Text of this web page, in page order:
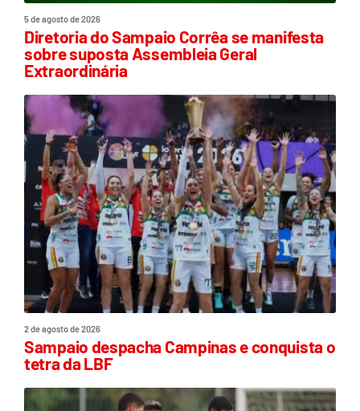
5 de agosto de 2026
Diretoria do Sampaio Corrêa se manifesta
sobre suposta Assembleia Geral
Extraordinária
2 de agosto de 2026
Sampaio despacha Campinas e conquista o
tetra da LBF